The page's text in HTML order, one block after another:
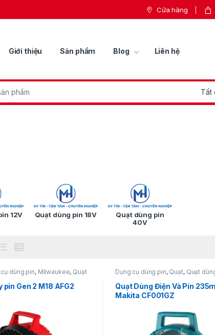
Cửa hàng
Giới thiệu Sản phẩm Blog Liên hệ
12V Quạt dùng pin 18V
Quạt dùng pin
40V
dùng pin, Milwaukee, Quạt
pin Gen 2 M18 AFG2
Dụng cụ dùng pin, Quạt, Quạt
40V
Quạt Dùng Điện Và Pin
Makita CF001GZ